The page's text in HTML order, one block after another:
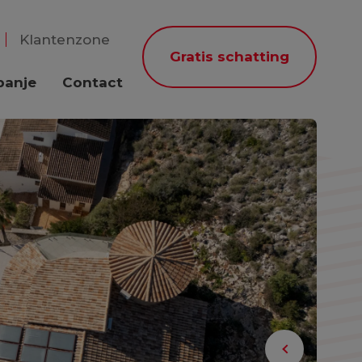
Klantenzone
Contact
Gratis schatting
Previous